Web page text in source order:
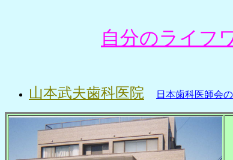
自分のライフ
山本武夫歯科医院 日本歯科医師会